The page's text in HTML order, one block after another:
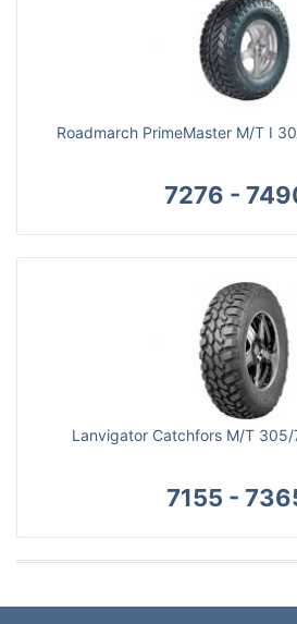
Roadmarch PrimeMaster M/T I
7276 -
Lanvigator Catchfors M/T 305/
7155 -